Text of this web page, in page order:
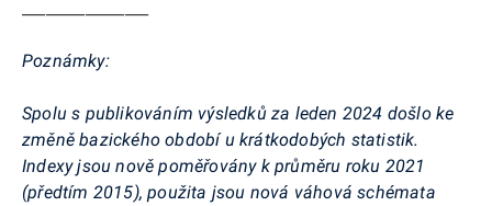
Poznámky:
Spolu s publikováním výsledků za leden 2024 došlo ke
změně bazického období u krátkodobých statistik.
Indexy jsou nově poměřovány k průměru roku 2021
(předtím 2015), použita jsou nová váhová schémata